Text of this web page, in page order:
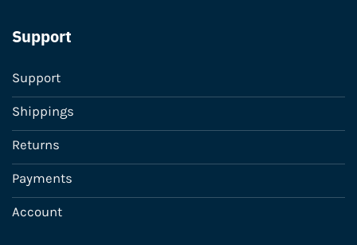
Support
Support
Shippings
Returns
Payments
Account